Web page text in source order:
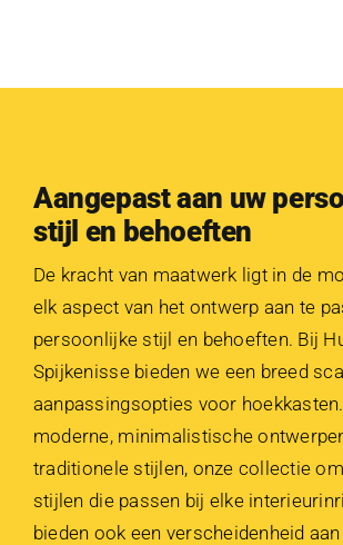
Aangepast aan uw
stijl en behoeften
De kracht van maatwerk ligt in de
elk aspect van het ontwerp aan te
persoonlijke stijl en behoeften. Bij
Spijkenisse bieden we een breed
aanpassingsopties voor
moderne, minimalistische
traditionele stijlen, onze collectie
stijlen die passen bij elke
bieden ook een verscheidenheid